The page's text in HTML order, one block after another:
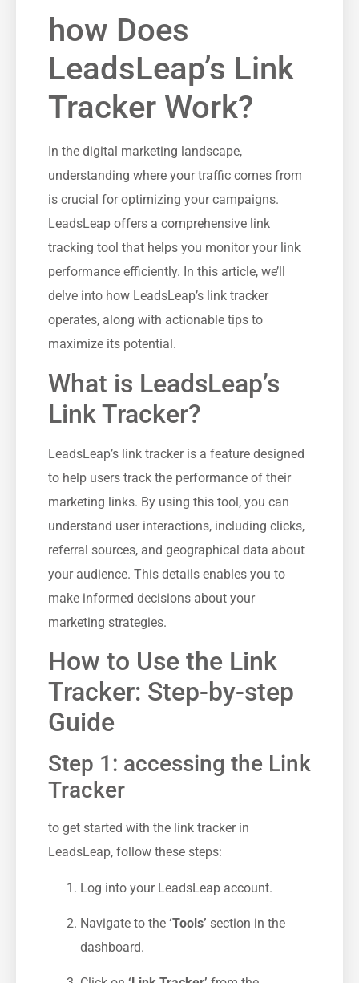
how Does
LeadsLeap’s ⁤Link
Tracker Work?
In the digital marketing landscape,
understanding where your traffic‌ comes ‌from
is crucial‌ for optimizing your campaigns.
LeadsLeap offers a comprehensive link
tracking tool that helps ⁤you monitor your link
performance⁤ efficiently. In this article, we’ll
delve into ‌how LeadsLeap’s link ⁣tracker
⁢operates, ‍along with actionable tips to
maximize its potential.
What is LeadsLeap’s​
Link Tracker?
LeadsLeap’s link tracker is a feature designed
to help users track the performance of their
marketing links. By using this‍ tool, you can
understand user interactions, including clicks,
referral sources, and geographical data about
your audience. This details enables⁢ you to
make ⁢informed decisions about your
marketing strategies.
How to Use the Link
Tracker: Step-by-step
Guide
Step 1: accessing the Link
Tracker
to get started with the link tracker in
LeadsLeap, follow these steps:
Log into your LeadsLeap account.
Navigate‌ to the ‘Tools’ section in the
dashboard.